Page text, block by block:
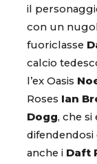
il
con un
fuoriclasse
calcio
l’ex Oasis
Roses Ian
Dogg, che si
anche i Daft